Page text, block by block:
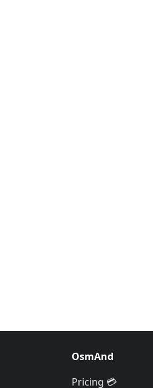
OsmAnd
Pricing 💳